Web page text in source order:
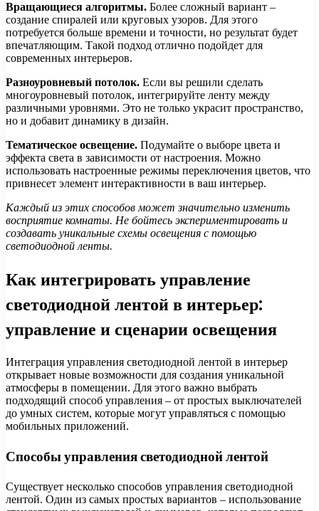
Вращающиеся алгоритмы. Более сложный вариант –
создание спиралей или круговых узоров. Для этого
потребуется больше времени и точности, но результат будет
впечатляющим. Такой подход отлично подойдет для
современных интерьеров.
Разноуровневый потолок. Если вы решили сделать
многоуровневый потолок, интегрируйте ленту между
различными уровнями. Это не только украсит пространство,
но и добавит динамику в дизайн.
Тематическое освещение. Подумайте о выборе цвета и
эффекта света в зависимости от настроения. Можно
использовать настроенные режимы переключения цветов, что
привнесет элемент интерактивности в ваш интерьер.
Каждый из этих способов может значительно изменить
восприятие комнаты. Не бойтесь экспериментировать и
создавать уникальные схемы освещения с помощью
светодиодной ленты.
Как интегрировать управление
светодиодной лентой в интерьер:
управление и сценарии освещения
Интеграция управления светодиодной лентой в интерьер
открывает новые возможности для создания уникальной
атмосферы в помещении. Для этого важно выбрать
подходящий способ управления – от простых выключателей
до умных систем, которые могут управляться с помощью
мобильных приложений.
Способы управления светодиодной лентой
Существует несколько способов управления светодиодной
лентой. Один из самых простых вариантов – использование